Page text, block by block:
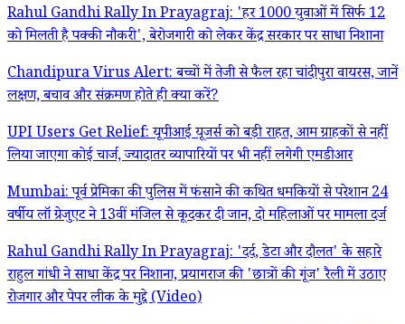
Rahul Gandhi Rally In Prayagraj: 'हर 1000 युवाओं में सिर्फ 12
को मिलती है पक्की नौकरी', बेरोजगारी को लेकर केंद्र सरकार पर साधा निशाना
Chandipura Virus Alert: बच्चों में तेजी से फैल रहा चांदीपुरा वायरस, जानें
लक्षण, बचाव और संक्रमण होते ही क्या करें?
UPI Users Get Relief: यूपीआई यूजर्स को बड़ी राहत, आम ग्राहकों से नहीं
लिया जाएगा कोई चार्ज, ज्यादातर व्यापारियों पर भी नहीं लगेगी एमडीआर
Mumbai: पूर्व प्रेमिका की पुलिस में फंसाने की कथित धमकियों से परेशान 24
वर्षीय लॉ ग्रेजुएट ने 13वीं मंजिल से कूदकर दी जान, दो महिलाओं पर मामला दर्ज
Rahul Gandhi Rally In Prayagraj: 'दर्द, डेटा और दौलत' के सहारे
राहुल गांधी ने साधा केंद्र पर निशाना, प्रयागराज की 'छात्रों की गूंज' रैली में उठाए
रोजगार और पेपर लीक के मुद्दे (Video)